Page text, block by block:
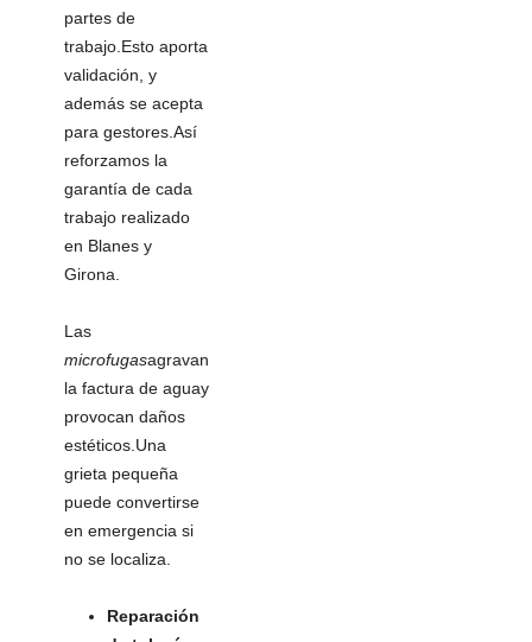
partes de
trabajo.Esto aporta
validación, y
además se acepta
para gestores.Así
reforzamos la
garantía de cada
trabajo realizado
en Blanes y
Girona.
Las
microfugasagravan
la factura de aguay
provocan daños
estéticos.Una
grieta pequeña
puede convertirse
en emergencia si
no se localiza.
Reparación